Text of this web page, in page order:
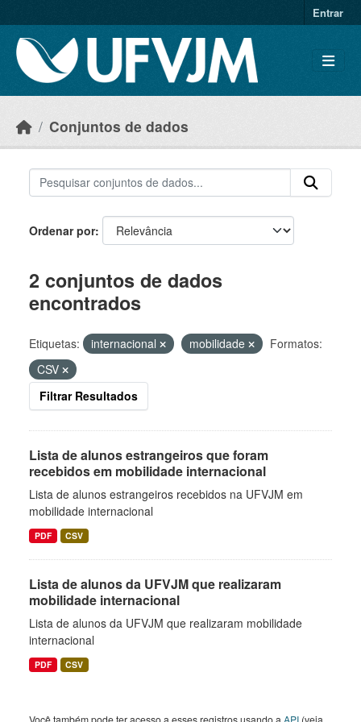
Entrar
Conjuntos de dados
Ordenar por
2 conjuntos de dados
encontrados
Etiquetas: internacional mobilidade
Formatos:
CSV
Filtrar Resultados
Lista de alunos estrangeiros que foram
recebidos em mobilidade internacional
Lista de alunos estrangeiros recebidos na UFVJM em
mobilidade internacional
PDF CSV
Lista de alunos da UFVJM que realizaram
mobilidade internacional
Lista de alunos da UFVJM que realizaram mobilidade
internacional
PDF CSV
Você também pode ter acesso a esses registros usando a API (veja